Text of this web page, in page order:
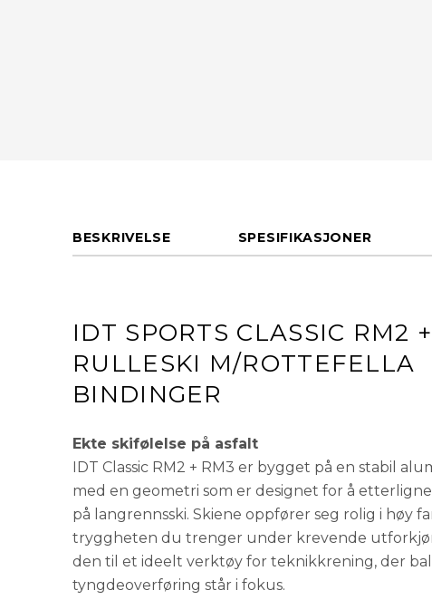
BESKRIVELSE SPESIFIKASJONER
IDT SPORTS CLASSIC RM2
RULLESKI M/ROTTEFELLA
BINDINGER
Ekte skifølelse på asfalt
IDT Classic RM2 + RM3 er bygget på en stabil
med en geometri som er designet for å etterligne
på langrennsski. Skiene oppfører seg rolig i høy
tryggheten du trenger under krevende
den til et ideelt verktøy for teknikkrening, der
tyngdeoverføring står i fokus.